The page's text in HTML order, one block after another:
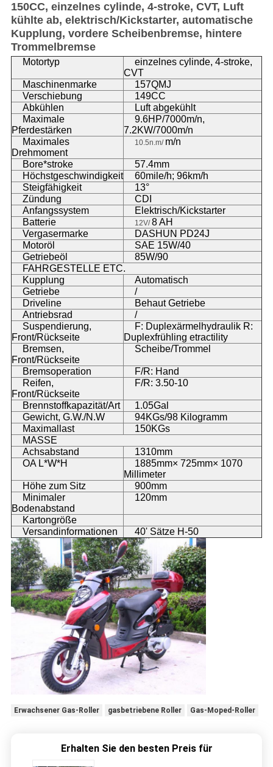
150CC, einzelnes cylinde, 4-stroke, CVT, Luft
kühlte ab, elektrisch/Kickstarter, automatische
Kupplung, vordere Scheibenbremse, hintere
Trommelbremse
Motortyp
einzelnes cylinde, 4-stroke,
CVT
Maschinenmarke
157QMJ
Verschiebung
149CC
Abkühlen
Luft abgekühlt
Maximale
Pferdestärken
9.6HP/7000m/n,
7.2KW/7000m/n
Maximales
Drehmoment
10.5n.m/ m/n
Bore*stroke
57.4mm
Höchstgeschwindigkeit
60mile/h; 96km/h
Steigfähigkeit
13°
Zündung
CDI
Anfangssystem
Elektrisch/Kickstarter
Batterie
12V/8 AH
Vergasermarke
DASHUN PD24J
Motoröl
SAE 15W/40
Getriebeöl
85W/90
FAHRGESTELLE ETC.
Kupplung
Automatisch
Getriebe
/
Driveline
Behaut Getriebe
Antriebsrad
/
Suspendierung,
Front/Rückseite
F: Duplexärmelhydraulik R:
Duplexfrühling etractility
Bremsen,
Front/Rückseite
Scheibe/Trommel
Bremsoperation
F/R: Hand
Reifen,
Front/Rückseite
F/R: 3.50-10
Brennstoffkapazität/Art
1.05Gal
Gewicht, G.W./N.W
94KGs/98 Kilogramm
Maximallast
150KGs
MASSE
Achsabstand
1310mm
OA L*W*H
1885mm× 725mm× 1070
Millimeter
Höhe zum Sitz
900mm
Minimaler
Bodenabstand
120mm
Kartongröße
Versandinformationen
40' Sätze H-50
Erwachsener Gas-Roller gasbetriebene Roller Gas-Moped-Roller
Erhalten Sie den besten Preis für